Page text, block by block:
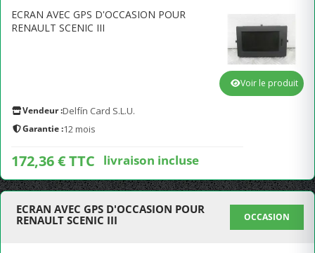
ECRAN AVEC GPS D'OCCASION POUR
RENAULT SCENIC III
Vendeur :Delfín Card S.L.U.
Garantie :12 mois
172,36 € TTC livraison incluse
Voir le produit
ECRAN AVEC GPS D'OCCASION POUR
RENAULT SCENIC III
OCCASION